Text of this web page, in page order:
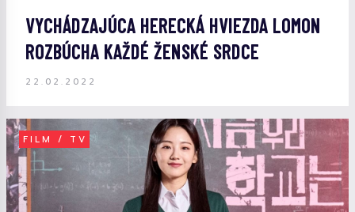
VYCHÁDZAJÚCA HERECKÁ HVIEZDA LOMON
ROZBÚCHA KAŽDÉ ŽENSKÉ SRDCE
22.02.2022
FILM / TV